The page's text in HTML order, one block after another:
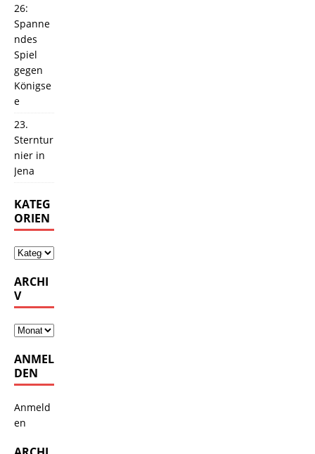
26:
Spanne
ndes
Spiel
gegen
Königse
e
23.
Sterntur
nier in
Jena
KATEG
ORIEN
ARCHI
V
ANMEL
DEN
Anmeld
en